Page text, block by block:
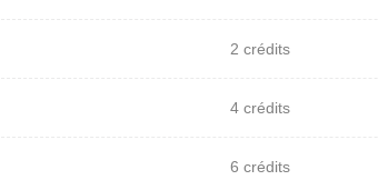
2 crédits
4 crédits
6 crédits